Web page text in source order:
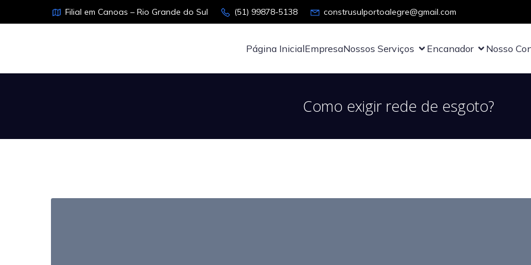
Filial em Canoas – Rio Grande do Sul (51) 99878-5138 construsulportoalegre@gmail.com
Página InicialEmpresaNossos Serviços Encanador Nosso
Como exigir rede de esgoto?